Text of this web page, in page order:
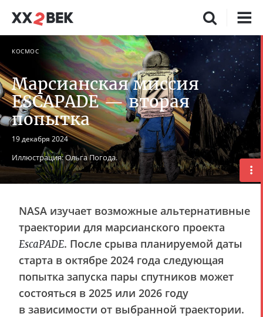
КОСМОС
Марсианская миссия
ESCAPADE — вторая
попытка
19 декабря 2024
Иллюстрация: Ольга Погода.
NASA изучает возможные альтернативные
траектории для марсианского проекта
EscaPADE. После срыва планируемой даты
старта в октябре 2024 года следующая
попытка запуска пары спутников может
состояться в 2025 или 2026 году
в зависимости от выбранной траектории.